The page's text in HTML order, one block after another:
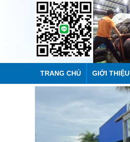
TRANG CHỦ GIỚI THIỆU